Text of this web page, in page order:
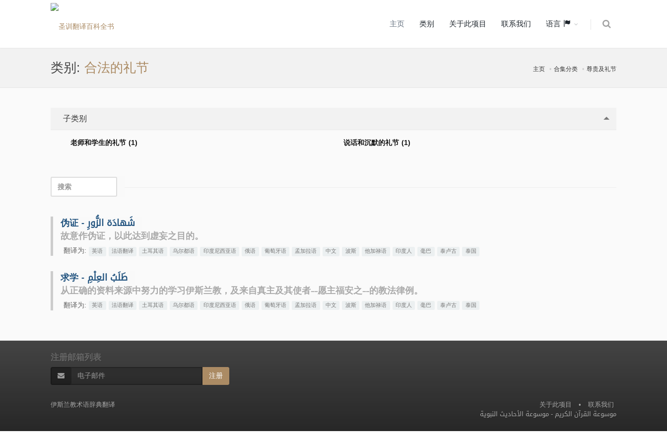
主页 类别 关于此项目 联系我们 语言
类别: 合法的礼节 主页 合集分类 尊贵及礼节
子类别
老师和学生的礼节 (1) 说话和沉默的礼节 (1)
伪证 - شَهادَة الزُّورِ
故意作伪证，以此达到虚妄之目的。
翻译为: 英语 法语翻译 土耳其语 乌尔都语 印度尼西亚语 俄语 葡萄牙语 孟加拉语 中文 波斯 他加禄语 印度人 毫巴 泰卢古 泰国
求学 - طَلَبُ العِلْمِ
从正确的资料来源中努力的学习伊斯兰教，及来自真主及其使者--愿主福安之--的教法律例。
翻译为: 英语 法语翻译 土耳其语 乌尔都语 印度尼西亚语 俄语 葡萄牙语 孟加拉语 中文 波斯 他加禄语 印度人 毫巴 泰卢古 泰国
注册邮箱列表
注册
关于此项目 • 联系我们
伊斯兰教术语辞典翻译
موسوعة القرآن الكريم -موسوعة الأحاديث النبوية